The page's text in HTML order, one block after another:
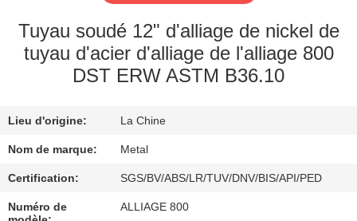
VISITE
D'USINE
DE
QUALITÉ
CONTACTEZ-
Tuyau soudé 12" d'alliage de nickel de
tuyau d'acier d'alliage de l'alliage 800
DST ERW ASTM B36.10
Lieu d'origine: La Chine
Nom de marque: Metal
Certification: SGS/BV/ABS/LR/TUV/DNV/BIS/API/PED
Numéro de
ALLIAGE 800